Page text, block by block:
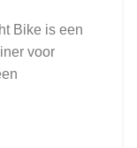
Bike is een
voor
aantal